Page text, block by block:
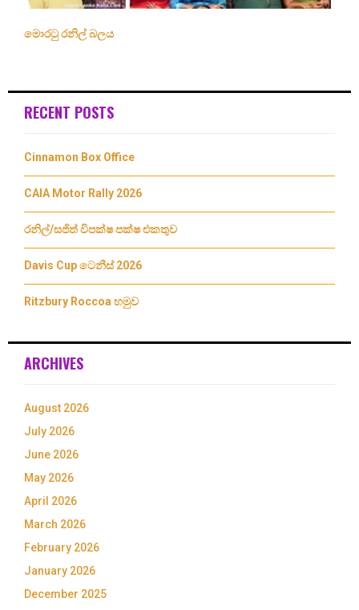
මොරටු රනිල් බලය
RECENT POSTS
Cinnamon Box Office
CAIA Motor Rally 2026
රනිල්/සජිත් විපක්ෂ පක්ෂ එකතුව
Davis Cup ටෙනීස් 2026
Ritzbury Roccoa හමුව
ARCHIVES
August 2026
July 2026
June 2026
May 2026
April 2026
March 2026
February 2026
January 2026
December 2025